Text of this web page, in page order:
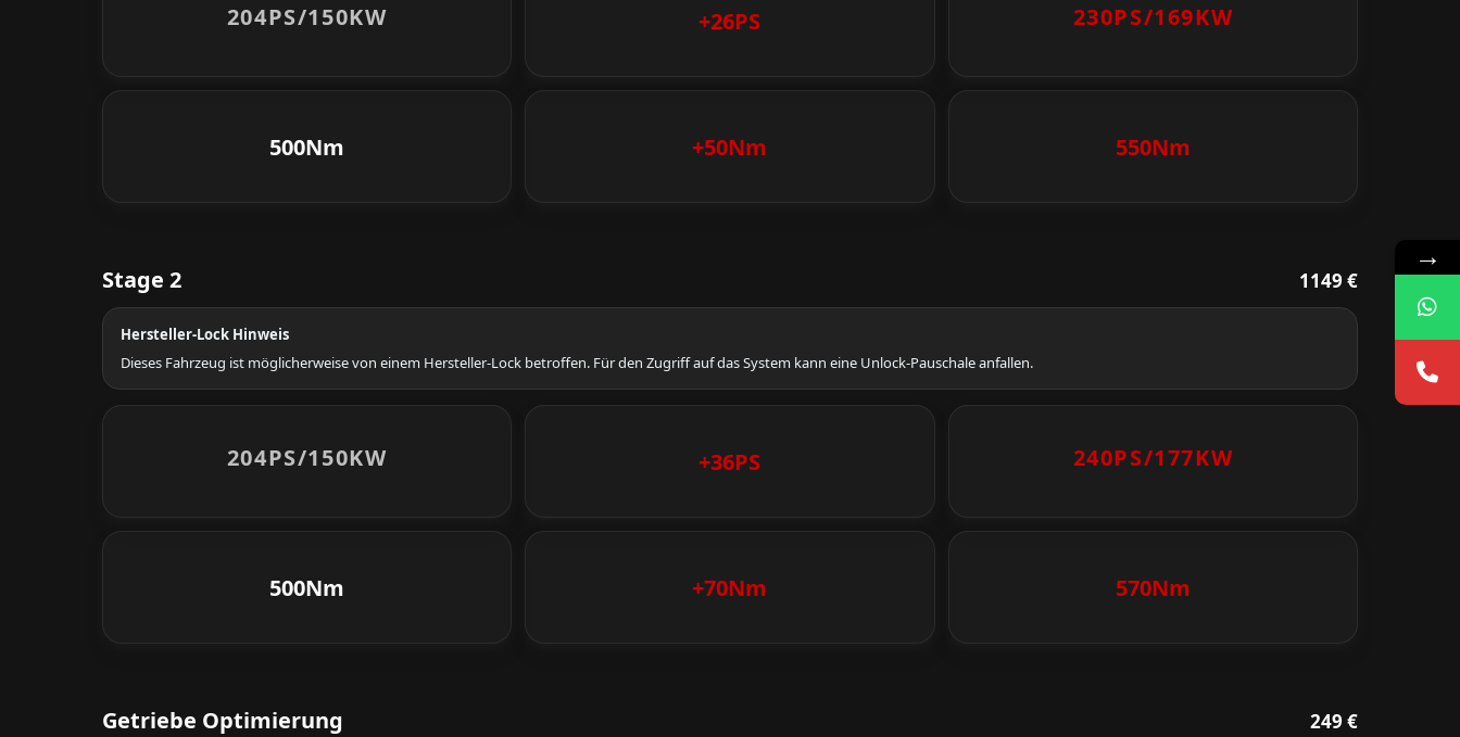
204PS/150KW +26PS 230PS/169KW
500Nm +50Nm 550Nm
Stage 2 1149 €
Hersteller-Lock Hinweis
Dieses Fahrzeug ist möglicherweise von einem Hersteller-Lock betroffen. Für den Zugriff auf das System kann eine Unlock-Pauschale anfallen.
204PS/150KW +36PS 240PS/177KW
500Nm +70Nm 570Nm
Getriebe Optimierung 249 €
→